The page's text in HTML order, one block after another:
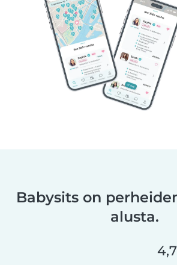
Babysits on
alusta.